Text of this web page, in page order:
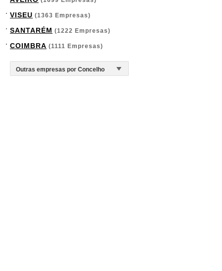
VISEU (1363 Empresas)
SANTARÉM (1222 Empresas)
COIMBRA (1111 Empresas)